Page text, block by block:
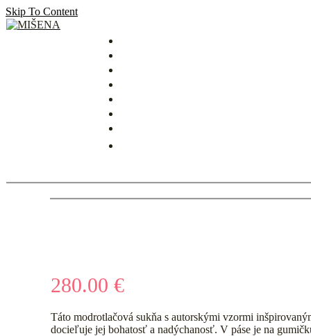
Skip To Content
280.00 €
Táto modrotlačová sukňa s autorskými vzormi
docieľuje jej bohatosť a nadýchanosť. V páse je na